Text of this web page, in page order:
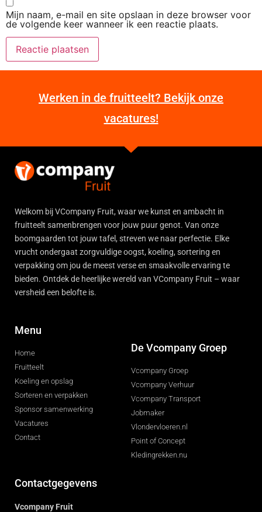
Mijn naam, e-mail en site opslaan in deze browser voor
de volgende keer wanneer ik een reactie plaats.
Werken in de fruitteelt? Bekijk onze
vacatures!
Welkom bij VCompany Fruit, waar we kunst en ambacht in
fruitteelt samenbrengen voor jouw puur genot. Van onze
boomgaarden tot jouw tafel, streven we naar perfectie. Elke
vrucht ondergaat zorgvuldige oogst, koeling, sortering en
verpakking om jou de meest verse en smaakvolle ervaring te
bieden. Ontdek de heerlijke wereld van VCompany Fruit – waar
versheid een belofte is.
Menu
Home
Fruitteelt
Koeling en opslag
Sorteren en verpakken
Sponsor samenwerking
Vacatures
Contact
De Vcompany Groep
Vcompany Groep
Vcompany Verhuur
Vcompany Transport
Jobmaker
Vlondervloeren.nl
Point of Concept
Kledingrekken.nu
Contactgegevens
Vcompany Fruit